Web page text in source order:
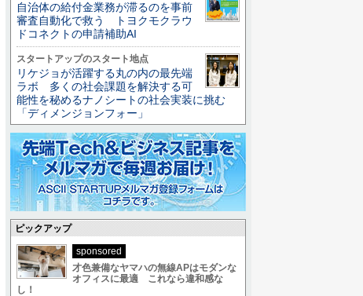
自治体の給付金業務が滞るのを事前
審査自動化で救う トヨクモクラウ
ドコネクトの申請補助AI
スタートアップのスタート地点
リケジョが活躍する丸の内の最先端
ラボ 多くの社会課題を解決する可
能性を秘めるナノシートの社会実装に挑む
「ディメンジョンフォー」
ピックアップ
sponsored
才色兼備なヤマハの無線APはモダンな
オフィスに最適 これなら違和感な
し！